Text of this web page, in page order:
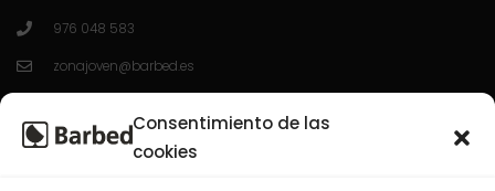
Consentimiento de las
cookies
976 048 583
zonajoven@barbed.es
L-V 10:00-13:30 / 16:30-20:00